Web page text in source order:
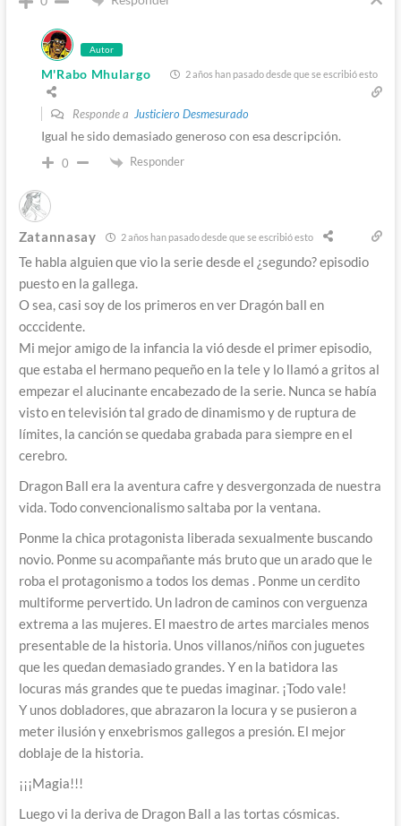
Autor
M'Rabo Mhulargo 2 años han pasado desde que se escribió esto
Responde a Justiciero Desmesurado
Igual he sido demasiado generoso con esa descripción.
0 Responder
Zatannasay 2 años han pasado desde que se escribió esto
Te habla alguien que vio la serie desde el ¿segundo? episodio
puesto en la gallega.
O sea, casi soy de los primeros en ver Dragón ball en
occcidente.
Mi mejor amigo de la infancia la vió desde el primer episodio,
que estaba el hermano pequeño en la tele y lo llamó a gritos al
empezar el alucinante encabezado de la serie. Nunca se había
visto en televisión tal grado de dinamismo y de ruptura de
límites, la canción se quedaba grabada para siempre en el
cerebro.
Dragon Ball era la aventura cafre y desvergonzada de nuestra
vida. Todo convencionalismo saltaba por la ventana.
Ponme la chica protagonista liberada sexualmente buscando
novio. Ponme su acompañante más bruto que un arado que le
roba el protagonismo a todos los demas . Ponme un cerdito
multiforme pervertido. Un ladron de caminos con verguenza
extrema a las mujeres. El maestro de artes marciales menos
presentable de la historia. Unos villanos/niños con juguetes
que les quedan demasiado grandes. Y en la batidora las
locuras más grandes que te puedas imaginar. ¡Todo vale!
Y unos dobladores, que abrazaron la locura y se pusieron a
meter ilusión y enxebrismos gallegos a presión. El mejor
doblaje de la historia.
¡¡¡Magia!!!
Luego vi la deriva de Dragon Ball a las tortas cósmicas.